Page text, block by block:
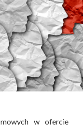
w ofercie